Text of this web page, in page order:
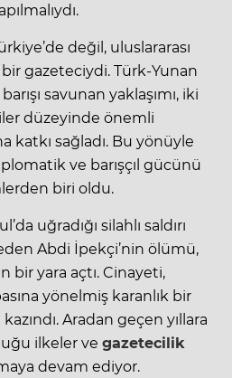
değil, uluslararası
gazeteciydi. Türk-Yunan
savunan yaklaşımı, iki
düzeyinde önemli
katkı sağladı. Bu yönüyle
ve barışçıl gücünü
biri oldu.
uğradığı silahlı saldırı
Abdi İpekçi’nin ölümü,
bir yara açtı. Cinayeti,
yönelmiş karanlık bir
kazındı. Aradan geçen yıllara
ilkeler ve gazetecilik
devam ediyor.